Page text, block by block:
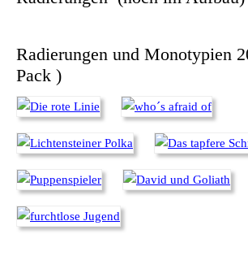
Radierungen und Monotypien
Pack )